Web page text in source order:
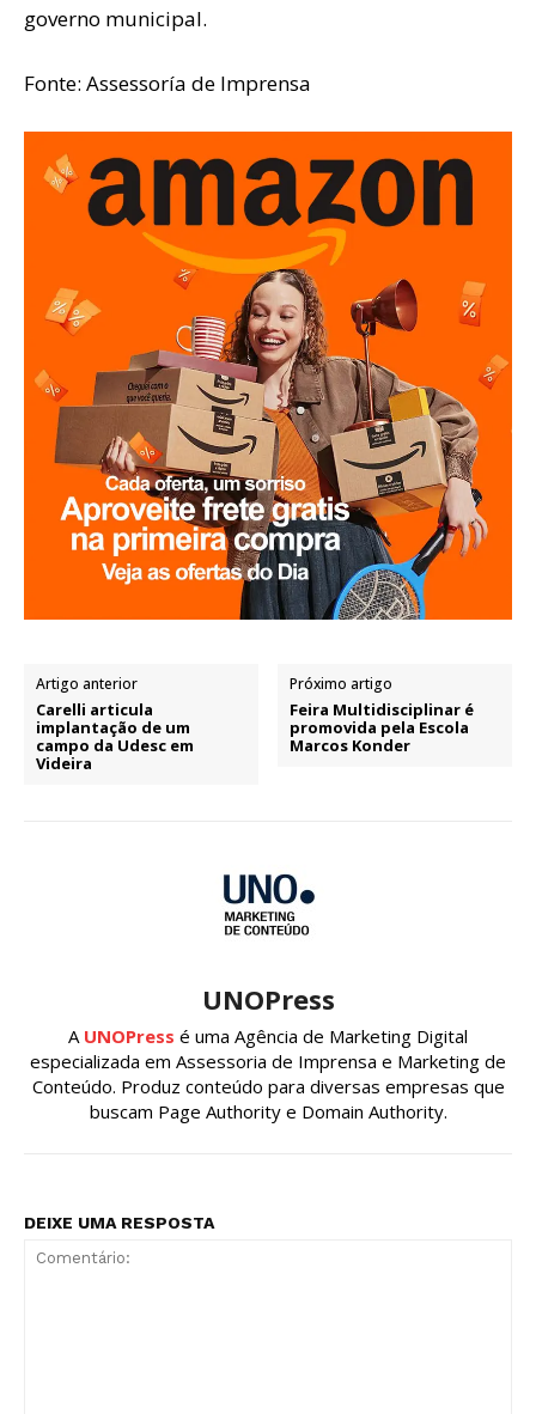
governo municipal.
Fonte: Assessoría de Imprensa
Artigo anterior
Carelli articula
implantação de um
campo da Udesc em
Videira
Próximo artigo
Feira Multidisciplinar é
promovida pela Escola
Marcos Konder
UNOPress
A UNOPress é uma Agência de Marketing Digital
especializada em Assessoria de Imprensa e Marketing de
Conteúdo. Produz conteúdo para diversas empresas que
buscam Page Authority e Domain Authority.
DEIXE UMA RESPOSTA